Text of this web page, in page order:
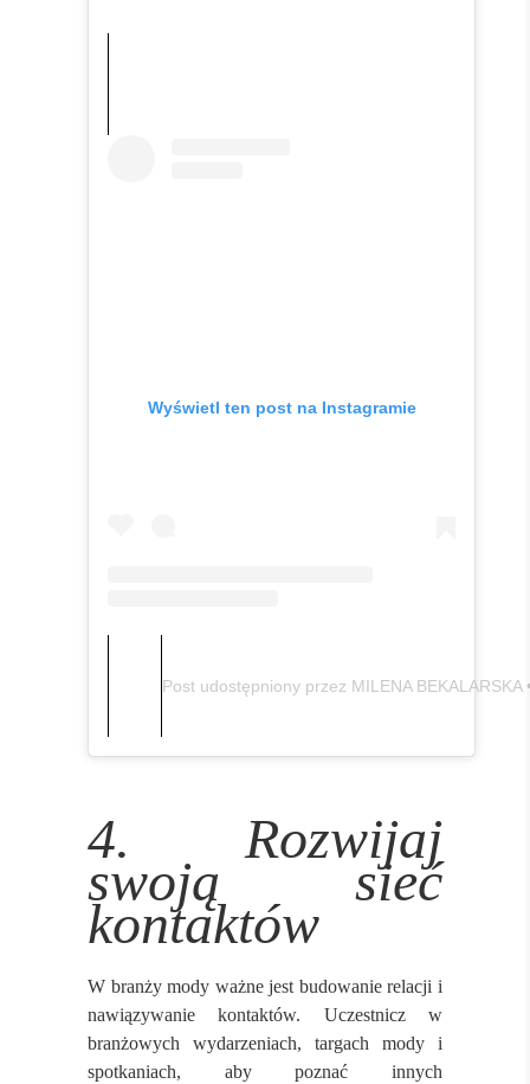
Wyświetl ten post na Instagramie
Post udostępniony przez MILENA
4. Rozwijaj
swoją sieć
kontaktów
W branży mody ważne jest budowanie relacji i
nawiązywanie kontaktów. Uczestnicz w
branżowych wydarzeniach, targach mody i
spotkaniach, aby poznać innych